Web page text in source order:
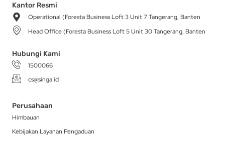
a
g
r
a
m
b
o
-
t
r
i
Kantor Resmi
Operational (Foresta Business Loft 3 Unit 7 Tangerang, Banten
Head Office (Foresta Business Loft 5 Unit 30 Tangerang, Banten
Hubungi Kami
1500066
cs@singa.id
Perusahaan
Himbauan
Kebijakan Layanan Pengaduan